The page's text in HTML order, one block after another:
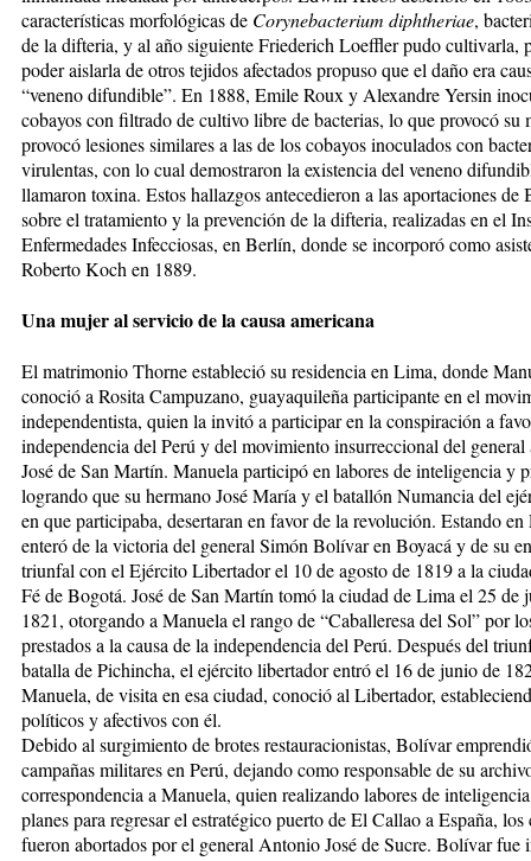
características morfológicas de Corynebacterium diphtheriae,
de la difteria, y al año siguiente Friederich Loeffler pudo cultivarla,
poder aislarla de otros tejidos afectados propuso que el daño era
“veneno difundible”. En 1888, Emile Roux y Alexandre Yersin
cobayos con filtrado de cultivo libre de bacterias, lo que provocó su
provocó lesiones similares a las de los cobayos inoculados con
virulentas, con lo cual demostraron la existencia del veneno
llamaron toxina. Estos hallazgos antecedieron a las aportaciones de
sobre el tratamiento y la prevención de la difteria, realizadas en el
Enfermedades Infecciosas, en Berlín, donde se incorporó como
Roberto Koch en 1889.
Una mujer al servicio de la causa americana
El matrimonio Thorne estableció su residencia en Lima, donde
conoció a Rosita Campuzano, guayaquileña participante en el
independentista, quien la invitó a participar en la conspiración a
independencia del Perú y del movimiento insurreccional del general
José de San Martín. Manuela participó en labores de inteligencia y
logrando que su hermano José María y el batallón Numancia del
en que participaba, desertaran en favor de la revolución. Estando en
enteró de la victoria del general Simón Bolívar en Boyacá y de su
triunfal con el Ejército Libertador el 10 de agosto de 1819 a la
Fé de Bogotá. José de San Martín tomó la ciudad de Lima el 25 de
1821, otorgando a Manuela el rango de “Caballeresa del Sol” por
prestados a la causa de la independencia del Perú. Después del
batalla de Pichincha, el ejército libertador entró el 16 de junio de
Manuela, de visita en esa ciudad, conoció al Libertador,
políticos y afectivos con él.
Debido al surgimiento de brotes restauracionistas, Bolívar
campañas militares en Perú, dejando como responsable de su
correspondencia a Manuela, quien realizando labores de
planes para regresar el estratégico puerto de El Callao a España, los
fueron abortados por el general Antonio José de Sucre. Bolívar fue